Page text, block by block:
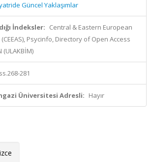
Güncel Yaklaşımlar
İndeksler: Central & Eastern European
Psycinfo, Directory of Open Access
(ULAKBİM)
ss.268-281
Üniversitesi Adresli: Hayır